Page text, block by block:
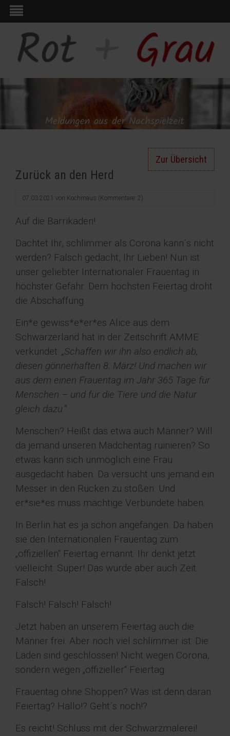
Zur Übersicht
Zurück an den Herd
07.03.2021 von Kochmaus (Kommentare: 2)
Auf die Barrikaden!
Dachtet Ihr, schlimmer als Corona kann´s nicht
werden? Falsch gedacht, Ihr Lieben! Nun ist
unser geliebter Internationaler Frauentag in
höchster Gefahr. Dem höchsten Feiertag droht
die Abschaffung.
Ein*e gewiss*e*er*es Alice aus dem
Schwarzerland hat in der Zeitschrift AMME
verkündet: „Schaffen wir ihn also endlich ab,
diesen gönnerhaften 8. März! Und machen wir
aus dem einen Frauentag im Jahr 365 Tage für
Menschen – und für die Tiere und die Natur
gleich dazu.“
Menschen? Heißt das etwa auch Männer? Will
da jemand unseren Mädchentag ruinieren? So
etwas kann sich unmöglich eine Frau
ausgedacht haben. Da versucht uns jemand ein
Messer in den Rücken zu stoßen. Und
er*sie*es muss mächtige Verbündete haben.
In Berlin hat es ja schon angefangen. Da haben
sie den Internationalen Frauentag zum
„offiziellen“ Feiertag ernannt. Ihr denkt jetzt
vielleicht: Super! Das wurde aber auch Zeit.
Falsch!
Falsch! Falsch! Falsch!
Jetzt haben an unserem Feiertag auch die
Männer frei. Aber noch viel schlimmer ist: Die
Läden sind geschlossen! Nicht wegen Corona,
sondern wegen „offizieller“ Feiertag.
Frauentag ohne Shoppen? Was ist denn daran
Feiertag? Hallo!? Geht´s noch!?
Es reicht! Schluss mit der Schwarzmalerei!